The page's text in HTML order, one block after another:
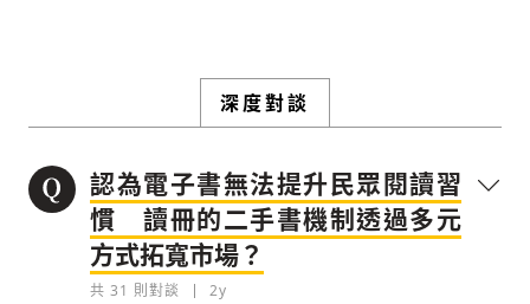
深度對談
認為電子書無法提升民眾閱讀習
慣 讀冊的二手書機制透過多元
方式拓寬市場？
共 31 則對談 2y